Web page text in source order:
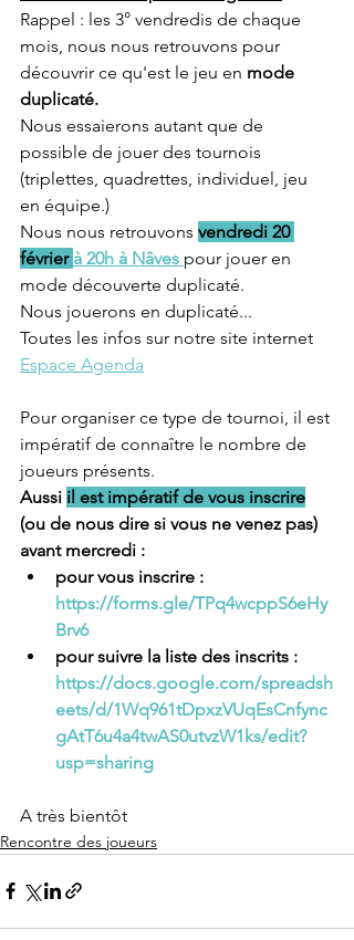
Rappel : les 3° vendredis de chaque
mois, nous nous retrouvons pour
découvrir ce qu'est le jeu en mode
duplicaté.
Nous essaierons autant que de
possible de jouer des tournois
(triplettes, quadrettes, individuel, jeu
en équipe.)
Nous nous retrouvons vendredi 20
février à 20h à Nâves pour jouer en
mode découverte duplicaté.
Nous jouerons en duplicaté...
Toutes les infos sur notre site internet
Espace Agenda
Pour organiser ce type de tournoi, il est
impératif de connaître le nombre de
joueurs présents.
Aussi il est impératif de vous inscrire
(ou de nous dire si vous ne venez pas)
avant mercredi :
pour vous inscrire :
https://forms.gle/TPq4wcppS6eHy
Brv6
pour suivre la liste des inscrits :
https://docs.google.com/spreadsh
eets/d/1Wq961tDpxzVUqEsCnfync
gAtT6u4a4twAS0utvzW1ks/edit?
usp=sharing
A très bientôt
Rencontre des joueurs